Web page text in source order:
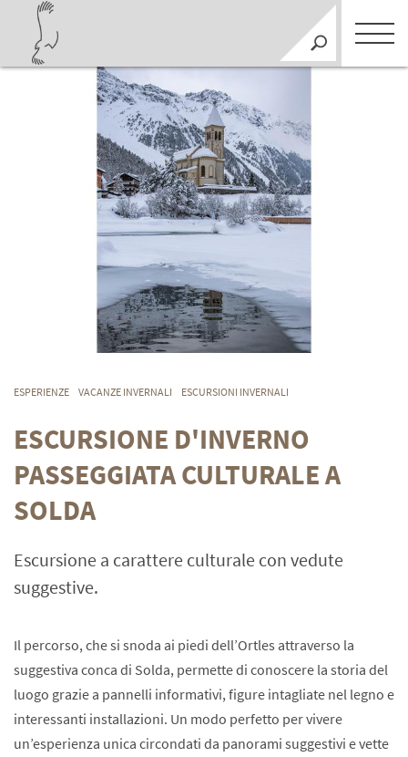
ESPERIENZE VACANZE INVERNALI ESCURSIONI INVERNALI
ESCURSIONE D'INVERNO
PASSEGGIATA CULTURALE A
SOLDA
Escursione a carattere culturale con vedute
suggestive.
Il percorso, che si snoda ai piedi dell’Ortles attraverso la
suggestiva conca di Solda, permette di conoscere la storia del
luogo grazie a pannelli informativi, figure intagliate nel legno e
interessanti installazioni. Un modo perfetto per vivere
un’esperienza unica circondati da panorami suggestivi e vette